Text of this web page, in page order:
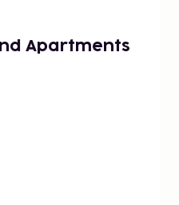
Apartments